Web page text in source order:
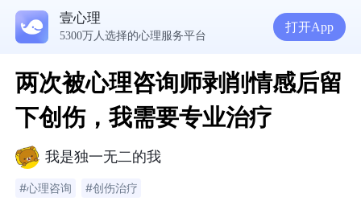
壹心理
5300万人选择的心理服务平台
打开App
两次被心理咨询师剥削情感后留
下创伤，我需要专业治疗
我是独一无二的我
#心理咨询 #创伤治疗